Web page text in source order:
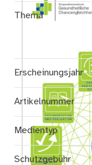
Thema
Erscheinungsjahr
Artikelnummer
Medientyp
Schutzgebühr